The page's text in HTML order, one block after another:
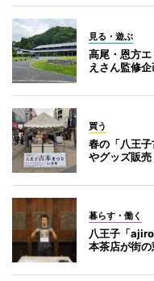
見る・遊ぶ
高尾・恩方
えさん監修企
買う
春の「八王
やグッズ販売
暮らす・働く
八王子「
本茶店が街